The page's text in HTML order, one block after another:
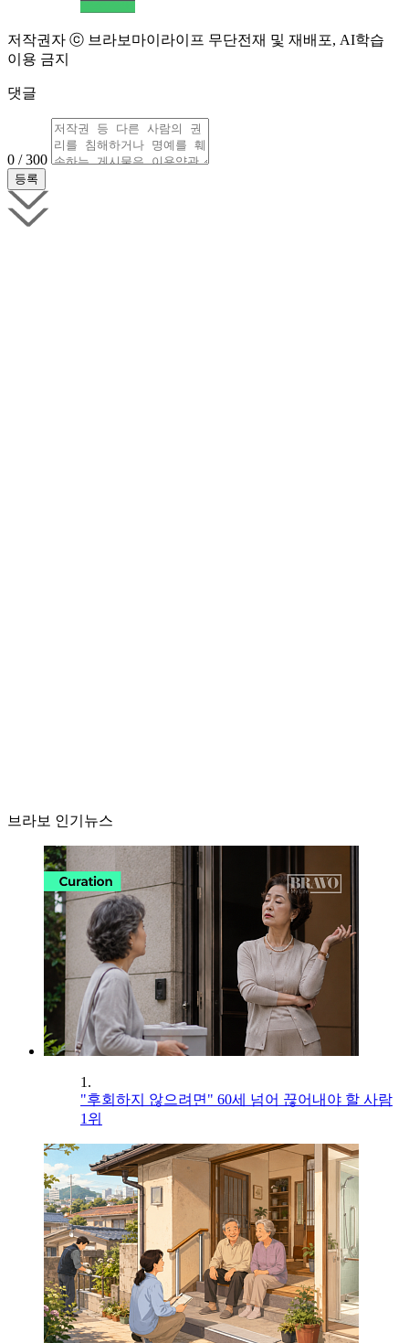
저작권자 ⓒ 브라보마이라이프 무단전재 및 재배포, AI학습
이용 금지
댓글
0 / 300
브라보 인기뉴스
1.
"후회하지 않으려면" 60세 넘어 끊어내야 할 사람
1위